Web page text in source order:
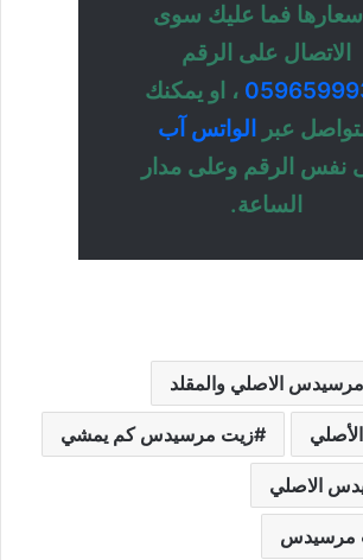
فما عليك سوى
الاتصال على الرقم
، او يمكنك
عبر
الواتس آب
نفس الرقم وعلى مدار
الساعة.
الاصلي والمقلد
زيت مرسيدس كم يمشي
الاصلي
مرسيدس